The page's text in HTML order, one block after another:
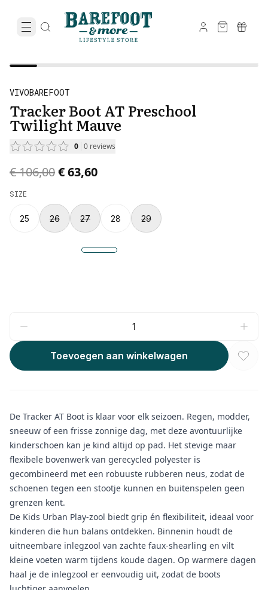
VIVOBAREFOOT
Tracker Boot AT Preschool
Twilight Mauve
0 0 reviews
Original price was € 106,00.
€ 106,00Current price is € 63,60.
€ 63,60
SIZE
25 26 27 28 29
Toevoegen aan winkelwagen
De Tracker AT Boot is klaar voor elk seizoen. Regen, modder,
sneeuw of een frisse zonnige dag, met deze avontuurlijke
kinderschoen kan je kind altijd op pad. Het stevige maar
flexibele bovenwerk van gerecycled polyester is
gecombineerd met een robuuste rubberen neus, zodat de
schoenen tegen een stootje kunnen en buitenspelen geen
grenzen kent.
De Kids Urban Play-zool biedt grip én flexibiliteit, ideaal voor
kinderen die hun balans ontdekken. Binnenin houdt de
uitneembare inlegzool van zachte faux-shearling en vilt
kleine voeten warm tijdens koude dagen. Op warmere dagen
haal je de inlegzool er eenvoudig uit, zodat de boots